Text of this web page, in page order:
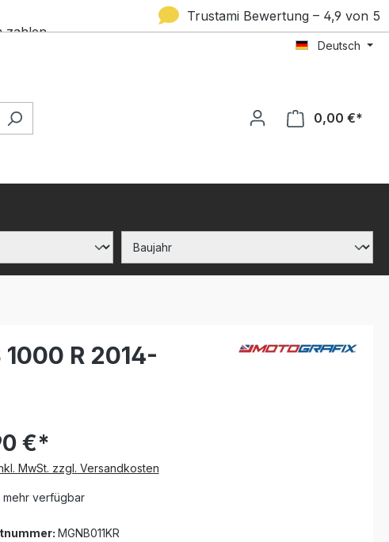
zahlen
Trustami Bewertung – 4,9 von 5
Sternen
Deutsch
0,00 €*
R 2014-
€*
MwSt. zzgl. Versandkosten
mehr verfügbar
MGNB011KR